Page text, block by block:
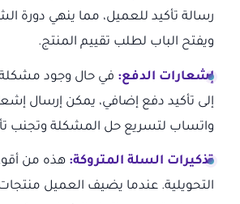
رسالة تأكيد للعميل، مما ينهي دورة
ويفتح الباب لطلب تقييم المنتج.
إشعارات الدفع: في حال وجود مشكلة
إلى تأكيد دفع إضافي، يمكن إرسال
واتساب لتسريع حل المشكلة وتجنب
تذكيرات السلة المتروكة: هذه من
التحويلية. عندما يضيف العميل